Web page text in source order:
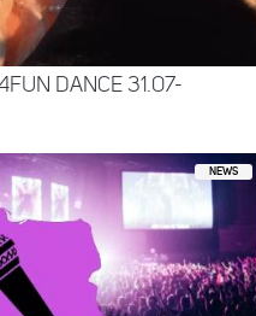
DANCE 31.07-
NEWS